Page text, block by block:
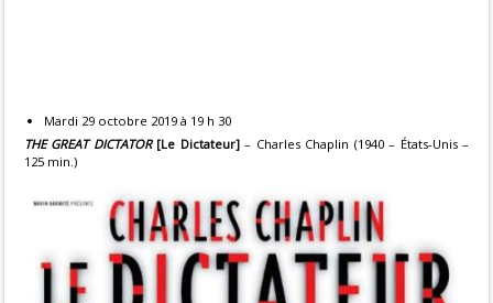
Mardi 29 octobre 2019 à 19 h 30
THE GREAT DICTATOR[Le Dictateur]– Charles Chaplin (1940 – États-Unis –
125 min.)